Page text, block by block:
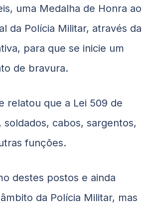
uma Medalha de Honra ao
da Polícia Militar, através da
para que se inicie um
de bravura.
relatou que a Lei 509 de
cabos, sargentos,
funções.
destes postos e ainda
da Polícia Militar, mas